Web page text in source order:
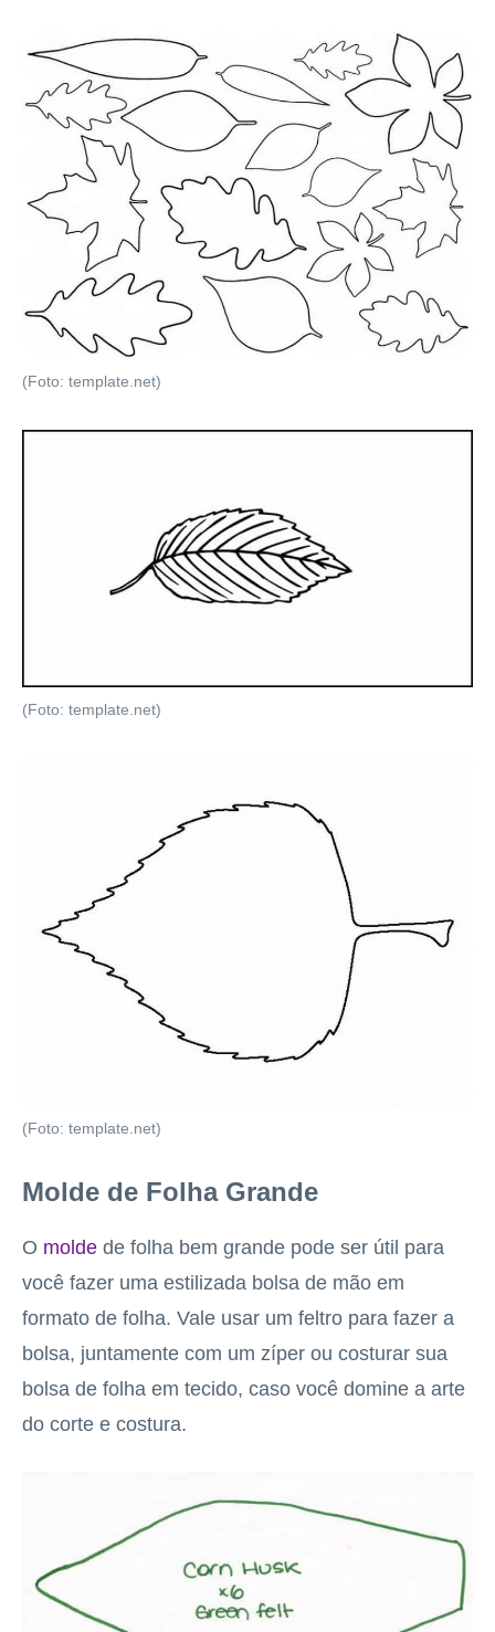
(Foto: template.net)
(Foto: template.net)
(Foto: template.net)
Molde de Folha Grande
O molde de folha bem grande pode ser útil para
você fazer uma estilizada bolsa de mão em
formato de folha. Vale usar um feltro para fazer a
bolsa, juntamente com um zíper ou costurar sua
bolsa de folha em tecido, caso você domine a arte
do corte e costura.